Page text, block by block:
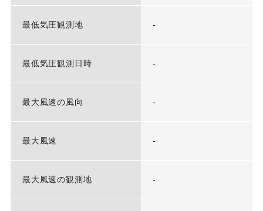
最低気圧観測地 -
最低気圧観測日時 -
最大風速の風向 -
最大風速 -
最大風速の観測地 -